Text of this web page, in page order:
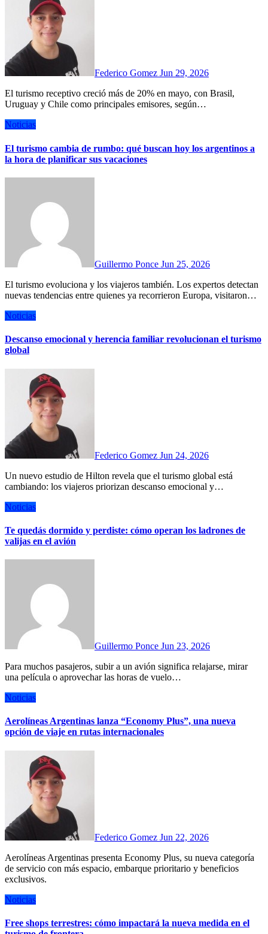
Federico Gomez Jun 29, 2026
El turismo receptivo creció más de 20% en mayo, con Brasil,
Uruguay y Chile como principales emisores, según…
Noticias
El turismo cambia de rumbo: qué buscan hoy los argentinos a
la hora de planificar sus vacaciones
Guillermo Ponce Jun 25, 2026
El turismo evoluciona y los viajeros también. Los expertos detectan
nuevas tendencias entre quienes ya recorrieron Europa, visitaron…
Noticias
Descanso emocional y herencia familiar revolucionan el turismo
global
Federico Gomez Jun 24, 2026
Un nuevo estudio de Hilton revela que el turismo global está
cambiando: los viajeros priorizan descanso emocional y…
Noticias
Te quedás dormido y perdiste: cómo operan los ladrones de
valijas en el avión
Guillermo Ponce Jun 23, 2026
Para muchos pasajeros, subir a un avión significa relajarse, mirar
una película o aprovechar las horas de vuelo…
Noticias
Aerolíneas Argentinas lanza “Economy Plus”, una nueva
opción de viaje en rutas internacionales
Federico Gomez Jun 22, 2026
Aerolíneas Argentinas presenta Economy Plus, su nueva categoría
de servicio con más espacio, embarque prioritario y beneficios
exclusivos.
Noticias
Free shops terrestres: cómo impactará la nueva medida en el